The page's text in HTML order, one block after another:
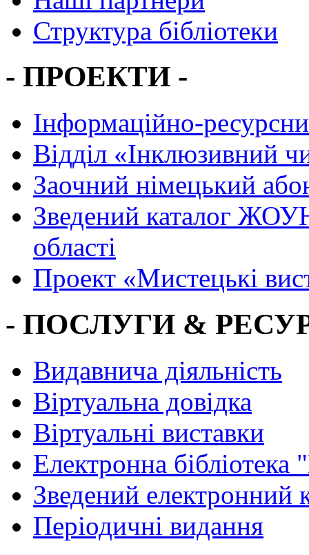
Структура бібліотеки
- ПРОЕКТИ -
Інформаційно-
Вiддiл «Інклюзивний
Заочний німецький
Зведений каталог
області
Проект «Мистецькі
- ПОСЛУГИ &
Видавнича діяльність
Віртуальна довідка
Віртуальні виставки
Електронна
Зведений електронний
Періодичні видання